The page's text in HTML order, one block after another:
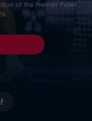
of the Premier Padel